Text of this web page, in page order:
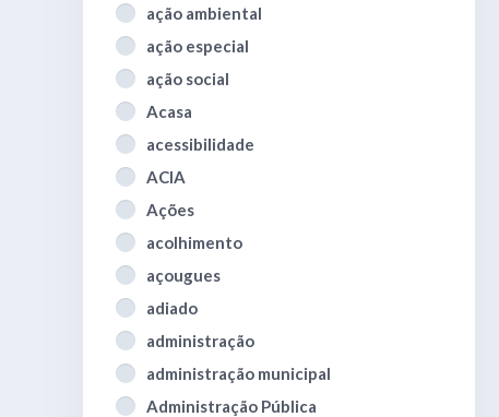
ação ambiental
ação especial
ação social
Acasa
acessibilidade
ACIA
Ações
acolhimento
açougues
adiado
administração
administração municipal
Administração Pública